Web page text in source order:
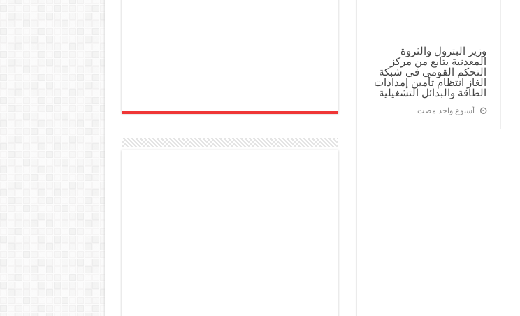
وزير البترول والثروة
المعدنية يتابع من مركز
التحكم القومي في شبكة
الغاز انتظام تأمين إمدادات
الطاقة والبدائل التشغيلية
‏أسبوع واحد مضت